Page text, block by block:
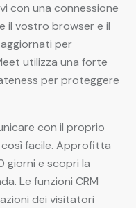
con una connessione
il vostro browser e il
per
utilizza una forte
per proteggere
con il proprio
facile. Approfitta
giorni e scopri la
Le funzioni CRM
dei visitatori